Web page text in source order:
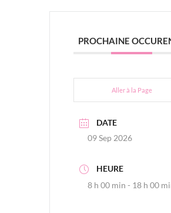
PROCHAINE
Aller à la Page
DATE
09 Sep 2026
HEURE
8 h 00 min - 18 h 00